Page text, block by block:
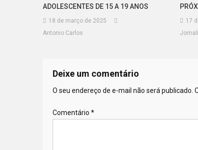
ADOLESCENTES DE 15 A 19 ANOS
18 de março de 2025
Antonio Carlos
17
Deixe um comentário
O seu endereço de e-mail não será publicado.
Comentário *